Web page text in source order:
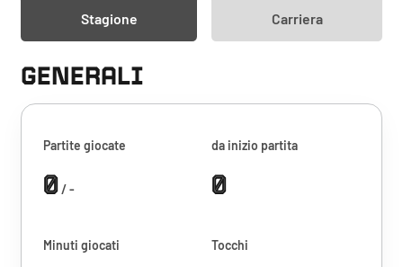
Stagione Carriera
GENERALI
Partite giocate
0/ -
da inizio partita
0
Minuti giocati Tocchi